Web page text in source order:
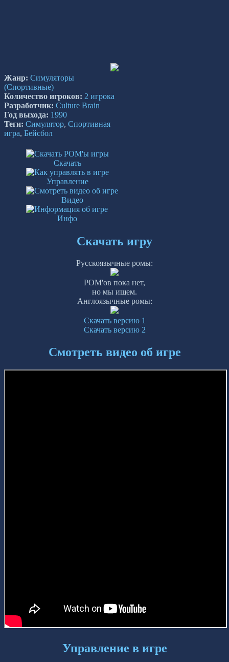
Жанр: Симуляторы
(Спортивные)
Количество игроков: 2 игрока
Разработчик: Culture Brain
Год выхода: 1990
Теги: Симулятор, Спортивная
игра, Бейсбол
Скачать
Управление
Видео
Инфо
Скачать игру
Русскоязычные ромы:
РОМ'ов пока нет,
но мы ищем.
Англоязычные ромы:
Скачать версию 1
Скачать версию 2
Смотреть видео об игре
Управление в игре